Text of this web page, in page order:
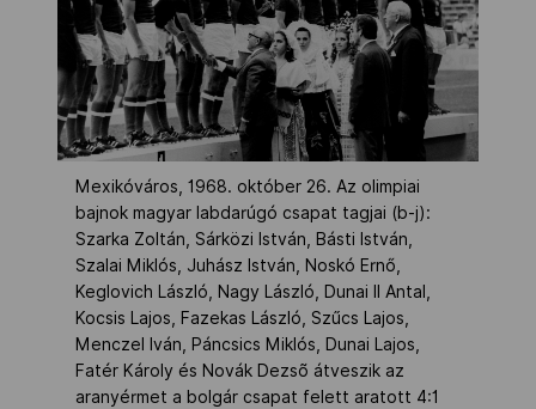
Mexikóváros, 1968. október 26. Az olimpiai
bajnok magyar labdarúgó csapat tagjai (b-j):
Szarka Zoltán, Sárközi István, Básti István,
Szalai Miklós, Juhász István, Noskó Ernő,
Keglovich László, Nagy László, Dunai II Antal,
Kocsis Lajos, Fazekas László, Szűcs Lajos,
Menczel Iván, Páncsics Miklós, Dunai Lajos,
Fatér Károly és Novák Dezsõ átveszik az
aranyérmet a bolgár csapat felett aratott 4:1